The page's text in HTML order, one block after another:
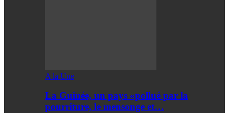
A la Une
La Guinée, un pays «pollué par la
pourriture, le mensonge et…